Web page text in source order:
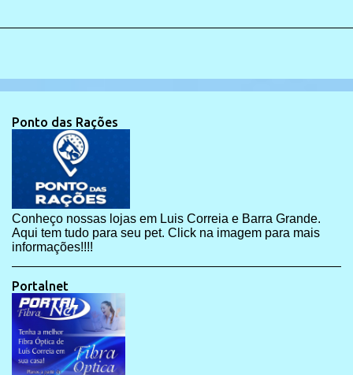
Ponto das Rações
Conheço nossas lojas em Luis Correia e Barra Grande.
Aqui tem tudo para seu pet. Click na imagem para mais
informações!!!!
Portalnet